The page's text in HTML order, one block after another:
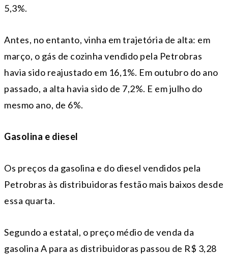
5,3%.
Antes, no entanto, vinha em trajetória de alta: em
março, o gás de cozinha vendido pela Petrobras
havia sido reajustado em 16,1%. Em outubro do ano
passado, a alta havia sido de 7,2%. E em julho do
mesmo ano, de 6%.
Gasolina e diesel
Os preços da gasolina e do diesel vendidos pela
Petrobras às distribuidoras festão mais baixos desde
essa quarta.
Segundo a estatal, o preço médio de venda da
gasolina A para as distribuidoras passou de R$ 3,28